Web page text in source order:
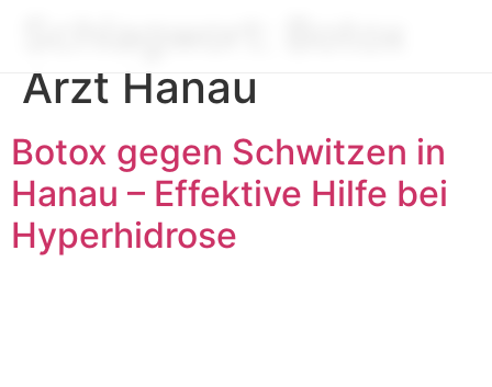
Arzt Hanau
Botox gegen Schwitzen in
Hanau – Effektive Hilfe bei
Hyperhidrose